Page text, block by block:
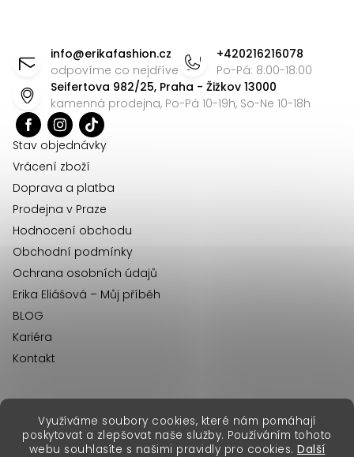
Využíváme soubory cookies, které nám pomáhají
poskytovat a zlepšovat naše služby. Používáním tohoto
webu souhlasíte s našimi pravidly pro cookies. Další
info@erikafashion.cz
odpovíme co nejdříve
+420216216078
Po-Pá: 8:00-18:00
Seifertova 982/25, Praha - Žižkov 13000
kamenná prodejna, Po-Pá 10-19h, So-Ne 10-18h
Stav objednávky
Vrácení zboží
Doprava a platba
Prodejna v Praze
Hodnocení obchodu
Obchodní podmínky
Ochrana osobních údajů
Erika Eliášová – Můj příběh
BLOG
Kariéra
Kontakt
Copyright 2026Erika Fashion. Všechna práva vyhrazena.
erikafashion.sk